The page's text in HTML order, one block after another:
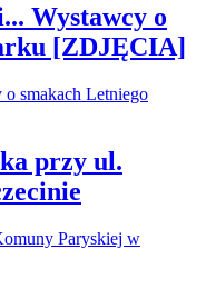
Wystawcy o
[ZDJĘCIA]
przy ul.